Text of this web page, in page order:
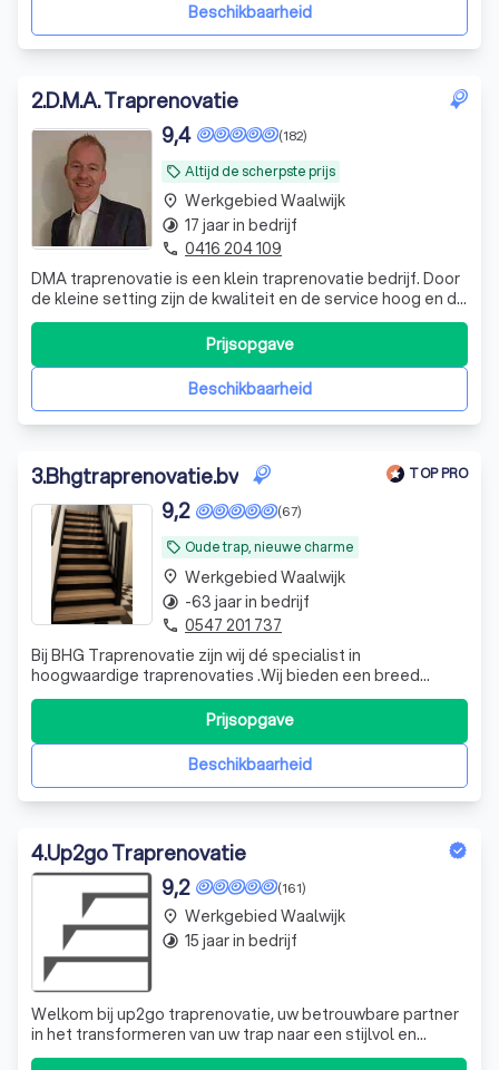
Beschikbaarheid
2.D.M.A. Traprenovatie
local_offer Altijd de scherpste prijs
(182)
9,4
DMA traprenovatie is een klein traprenovatie bedrijf. Door
de kleine setting zijn de kwaliteit en de service hoog en de
lijntjes kort. Wij werken enkel met kwaliteitsmaterialen van
gerenommeerde fabrikanten. Wij zijn CBW erkend,
hierdoor zijn uw rechten als klant gewaarborgd. Ook
Beschikbaarheid
Prijsopgave
place Werkgebied Waalwijk
timelapse 17 jaar in bedrijf
phone 0416 204 109
3.Bhgtraprenovatie.bv TOP PRO
local_offer Oude trap, nieuwe charme
(67)
9,2
Bij BHG Traprenovatie zijn wij dé specialist in
hoogwaardige traprenovaties .Wij bieden een breed
assortiment aan materialen, van klassiek eiken tot
moderne en duurzame alternatieven. Dankzij onze eigen
productie garanderen wij topkwaliteit, maatwerk en een
perfecte afwerking voor elke trap. Op
Beschikbaarheid
Prijsopgave
place Werkgebied Waalwijk
timelapse -63 jaar in bedrijf
phone 0547 201 737
4.Up2go Traprenovatie
(161)
9,2
Welkom bij up2go traprenovatie, uw betrouwbare partner
in het transformeren van uw trap naar een stijlvol en
duurzaam pronkstuk. Met onze uitgebreide expertise in
place Werkgebied Waalwijk
timelapse 15 jaar in bedrijf